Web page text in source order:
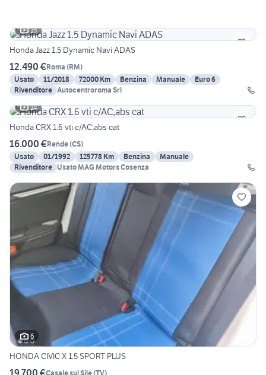
15
Honda Jazz 1.5 Dynamic Navi ADAS
12.490 €Roma (RM)
Usato
11/2018 72000 Km Benzina Manuale
Euro 6
Rivenditore Autocentroroma Srl
14
Honda CRX 1.6 vti c/AC,abs cat
16.000 €Rende(CS)
Usato
01/1992 125778 Km Benzina
Manuale
Rivenditore Usato MAG Motors Cosenza
6
HONDA CIVIC X 1.5 SPORT PLUS
Casale sul Sile(TV)